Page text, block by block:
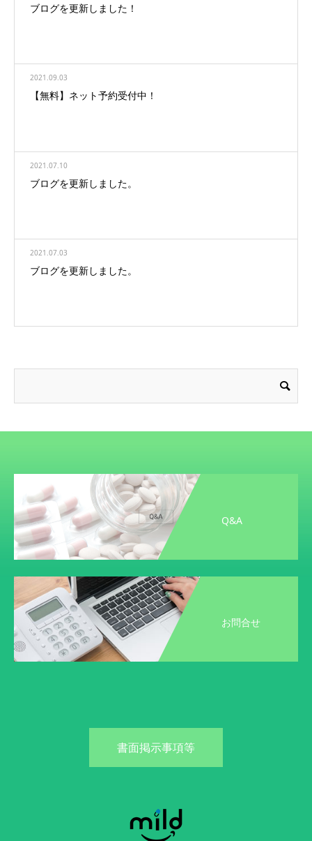
ブログを更新しました！
2021.09.03
【無料】ネット予約受付中！
2021.07.10
ブログを更新しました。
2021.07.03
ブログを更新しました。
Q&A
お問合せ
書面掲示事項等